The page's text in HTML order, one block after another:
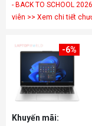
- BACK TO SCHOOL
viên >> Xem chi tiết
-6%
Khuyến mãi: